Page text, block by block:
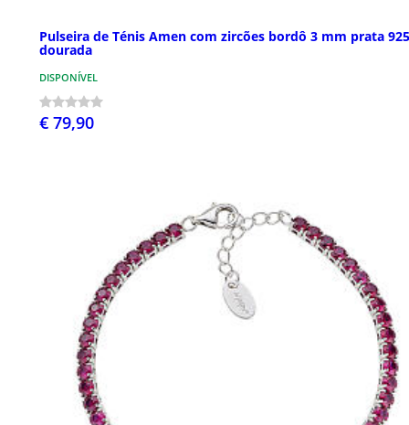
Pulseira de Ténis Amen com zircões bordô 3 mm prata 925
dourada
DISPONÍVEL
€ 79,90